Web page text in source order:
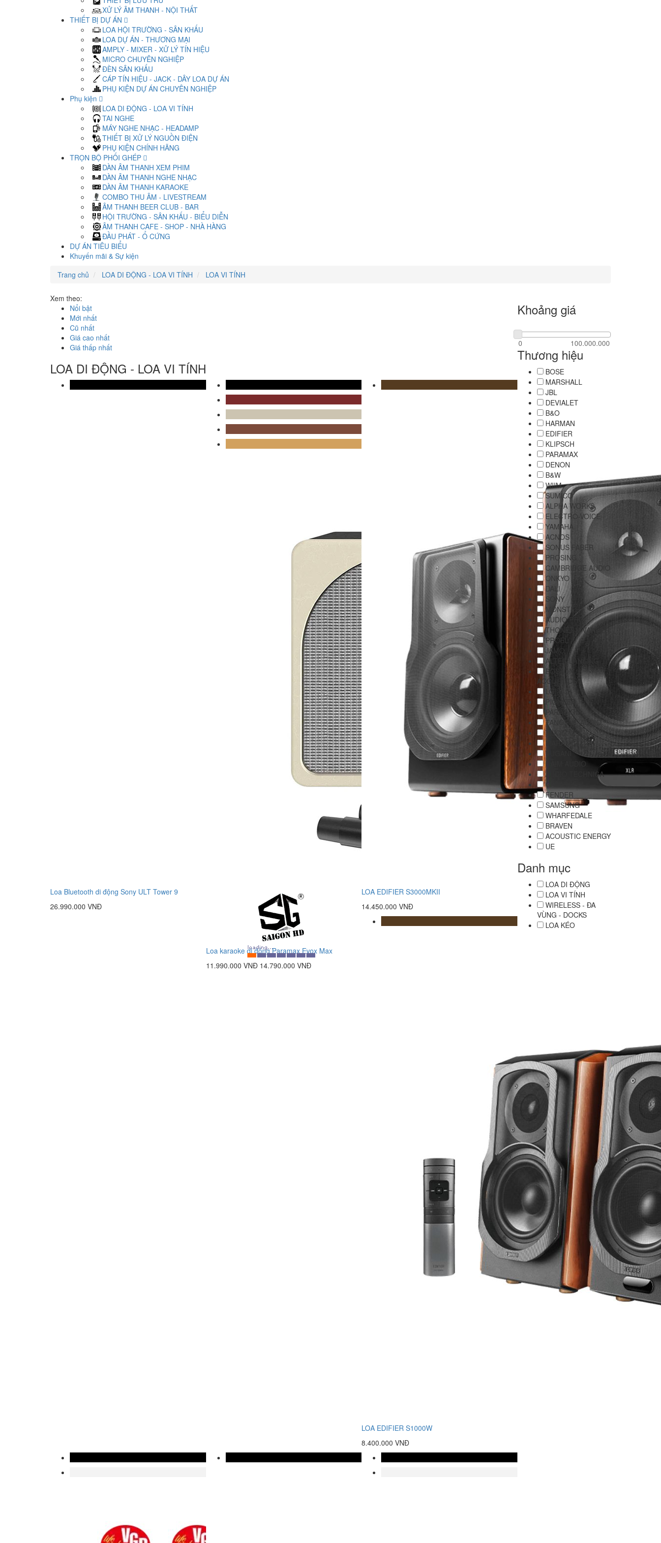
XỬ LÝ ÂM THANH - NỘI THẤT
THIẾT BỊ DỰ ÁN
LOA HỘI TRƯỜNG - SÂN KHẤU
LOA DỰ ÁN - THƯƠNG MẠI
AMPLY - MIXER - XỬ LÝ TÍN HIỆU
MICRO CHUYÊN NGHIỆP
ĐÈN SÂN KHẤU
CÁP TÍN HIỆU - JACK - DÂY LOA DỰ ÁN
PHỤ KIỆN DỰ ÁN CHUYÊN NGHIỆP
Phụ kiện
LOA DI ĐỘNG - LOA VI TÍNH
TAI NGHE
MÁY NGHE NHẠC - HEADAMP
THIẾT BỊ XỬ LÝ NGUỒN ĐIỆN
PHỤ KIỆN CHÍNH HÃNG
TRỌN BỘ PHỐI GHÉP
DÀN ÂM THANH XEM PHIM
DÀN ÂM THANH NGHE NHẠC
DÀN ÂM THANH KARAOKE
COMBO THU ÂM - LIVESTREAM
ÂM THANH BEER CLUB - BAR
HỘI TRƯỜNG - SÂN KHẤU - BIỂU DIỄN
ÂM THANH CAFE - SHOP - NHÀ HÀNG
ĐẦU PHÁT - Ổ CỨNG
DỰ ÁN TIÊU BIỂU
Khuyến mãi & Sự kiện
Trang chủ
LOA DI ĐỘNG - LOA VI TÍNH LOA VI TÍNH
Xem theo:
Nổi bật
Mới nhất
Cũ nhất
Giá cao nhất
Giá thấp nhất
LOA DI ĐỘNG - LOA VI TÍNH
Loa Bluetooth di động Sony ULT Tower 9
26.990.000 VNĐ
Loa karaoke di động Paramax Evox Max
11.990.000 VNĐ 14.790.000 VNĐ
LOA EDIFIER S3000MKII
14.450.000 VNĐ
LOA EDIFIER S1000W
8.400.000 VNĐ
Khoảng giá
Thương hiệu
BOSE
MARSHALL
JBL
DEVIALET
B&O
HARMAN
EDIFIER
KLIPSCH
PARAMAX
DENON
B&W
WIIM
SUMICO
ALPHA WORKS
ELECTRO-VOICE
YAMAHA
ACNOS
SONUS FABER
PROSING
CAMBRIDGE AUDIO
ONKYO
DALI
SONY
MONSTER
AUDIO PRO
THONET & VANDER
PROEL
JAMO
ALTEC LANSING
BOSTON
ACOUSTICS
LG
PIONEER
PARADIGM
TANGENT AUDIO
TIVOLI
MARANTZ
BUGANI
NAIM AUDIO
AUDIO TECHNICA
CABASSE
FENDER
SAMSUNG
WHARFEDALE
BRAVEN
ACOUSTIC ENERGY
UE
Danh mục
LOA DI ĐỘNG
LOA VI TÍNH
WIRELESS - ĐA
VÙNG - DOCKS
LOA KÉO